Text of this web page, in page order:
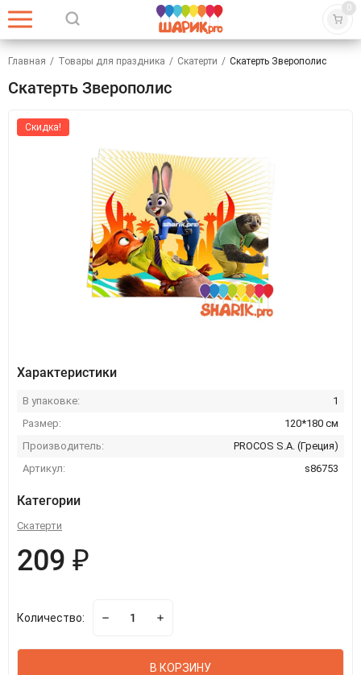
0
Главная / Товары для праздника / Скатерти / Скатерть Зверополис
Скатерть Зверополис
Скидка!
Характеристики
В упаковке:
1
Размер:
120*180 см
Производитель:
PROCOS S.A. (Греция)
Артикул:
s86753
Категории
Скатерти
209 ₽
Количество:
В КОРЗИНУ